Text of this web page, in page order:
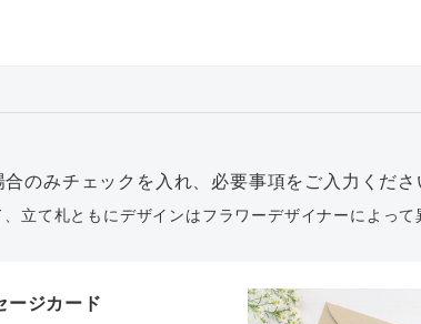
のみチェックを入れ、必要事項をご入力くださ
立て札ともにデザインはフラワーデザイナーによって
ージカード